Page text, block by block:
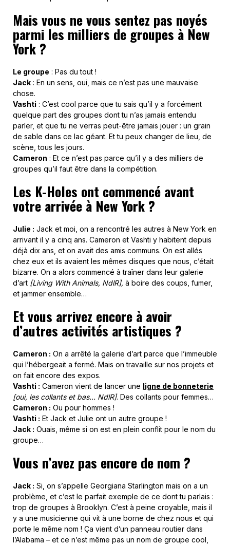
Mais vous ne vous sentez pas noyés
parmi les milliers de groupes à New
York ?
Le groupe : Pas du tout !
Jack : En un sens, oui, mais ce n’est pas une mauvaise
chose.
Vashti : C’est cool parce que tu sais qu’il y a forcément
quelque part des groupes dont tu n’as jamais entendu
parler, et que tu ne verras peut-être jamais jouer : un grain
de sable dans ce lac géant. Et tu peux changer de lieu, de
scène, tous les jours.
Cameron : Et ce n’est pas parce qu’il y a des milliers de
groupes qu’il faut être dans la compétition.
Les K-Holes ont commencé avant
votre arrivée à New York ?
Julie : Jack et moi, on a rencontré les autres à New York en
arrivant il y a cinq ans. Cameron et Vashti y habitent depuis
déjà dix ans, et on avait des amis communs. On est allés
chez eux et ils avaient les mêmes disques que nous, c’était
bizarre. On a alors commencé à traîner dans leur galerie
d’art [Living With Animals, NdlR], à boire des coups, fumer,
et jammer ensemble…
Et vous arrivez encore à avoir
d’autres activités artistiques ?
Cameron : On a arrêté la galerie d’art parce que l’immeuble
qui l’hébergeait a fermé. Mais on travaille sur nos projets et
on fait encore des expos.
Vashti : Cameron vient de lancer une ligne de bonneterie
[oui, les collants et bas… NdlR]. Des collants pour femmes…
Cameron : Ou pour hommes !
Vashti : Et Jack et Julie ont un autre groupe !
Jack : Ouais, même si on est en plein conflit pour le nom du
groupe…
Vous n’avez pas encore de nom ?
Jack : Si, on s’appelle Georgiana Starlington mais on a un
problème, et c’est le parfait exemple de ce dont tu parlais :
trop de groupes à Brooklyn. C’est à peine croyable, mais il
y a une musicienne qui vit à une borne de chez nous et qui
porte le même nom ! Ça vient d’un panneau routier dans
l’Alabama – et ce n’est même pas un nom de groupe cool,